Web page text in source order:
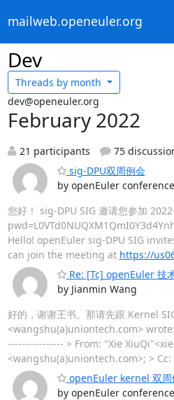
mailweb.openeuler.org
Dev
Threads by month
dev@openeuler.org
February 2022
21 participants
75
sig-DPU双周例会
by openEuler conference
您好！ sig-DPU SIG 邀请您参加
Hello! openEuler sig-DPU SIG
can join the meeting at https://
Re: [Tc] openEuler 技
by Jianmin Wang
好的，谢谢王书。那请先跟 Kernel
<wangshu(a)uniontech.com>
---------------- > From: "Xie
<wangshu(a)uniontech.com>; > Cc:
openEuler kernel 双周
by openEuler conference